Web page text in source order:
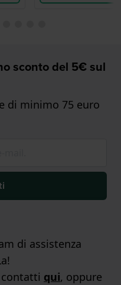
sconto del 5€ sul
di minimo 75 euro
di assistenza
qui, oppure